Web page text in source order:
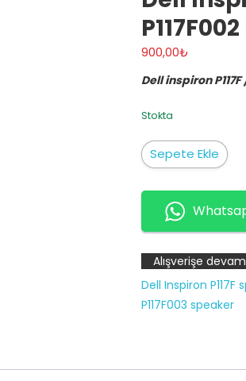
900,00₺
Dell inspiron
Stokta
Dell
Inspiron
16
5620
P117F
P117F002
P117F003
Dahili
adet
Sepete Ekle
Alışverişe
Dell Inspiron P117F
P117F003 speaker